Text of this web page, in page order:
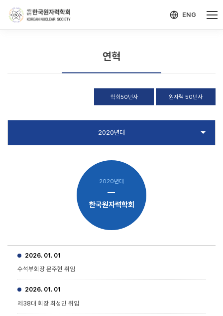
ENG
연혁
학회50년사 원자력 50년사
2020년대
한국원자력학회
2026. 01. 01
수석부회장 문주현 취임
2026. 01. 01
제38대 회장 최성민 취임